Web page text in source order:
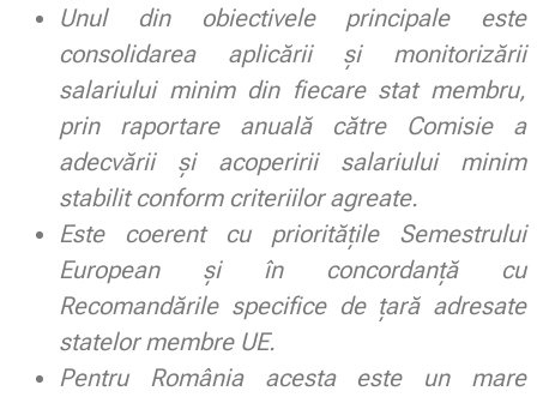
Unul din obiectivele principale este
consolidarea aplicării și monitorizării
salariului minim din fiecare stat membru,
prin raportare anuală către Comisie a
adecvării și acoperirii salariului minim
stabilit conform criteriilor agreate.
Este coerent cu prioritățile Semestrului
European și în concordanță cu
Recomandările specifice de țară adresate
statelor membre UE.
Pentru România acesta este un mare